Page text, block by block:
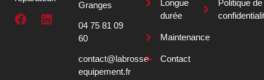
Granges
04 75 81 09
60
contact@labrosse-
equipement.fr
Longue
durée
Maintenance
Contact
Politique de